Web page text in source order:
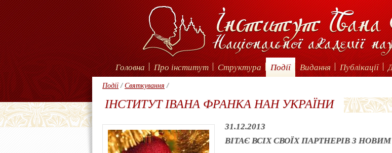
Головна Про інститут Структура Події Видання Публікації
Події/ Святкування /
ІНСТИТУТ ІВАНА ФРАНКА НАН УКРАЇНИ
31.12.2013
ВІТАЄ ВСІХ СВОЇХ ПАРТНЕРІВ З